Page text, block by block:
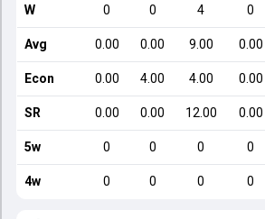
W 0 0 4 0
Avg 0.00 0.00 9.00 0.00
Econ 0.00 4.00 4.00 0.00
SR 0.00 0.00 12.00 0.00
5w 0 0 0 0
4w 0 0 0 0